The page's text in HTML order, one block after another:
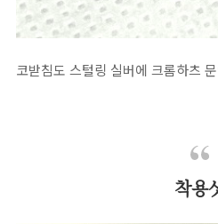
코받침도 스털링 실버에 크롬하츠
착용